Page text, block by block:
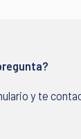
y te